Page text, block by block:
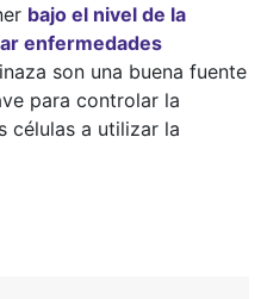
bajo el nivel de la
enfermedades
son una buena fuente
para controlar la
células a utilizar la